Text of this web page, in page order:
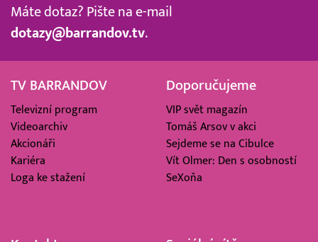
Máte dotaz? Pište na e-mail
dotazy@barrandov.tv.
TV BARRANDOV
Televizní program
Videoarchiv
Akcionáři
Kariéra
Loga ke stažení
Doporučujeme
VIP svět magazín
Tomáš Arsov v akci
Sejdeme se na Cibulce
Vít Olmer: Den s osobností
SeXoňa